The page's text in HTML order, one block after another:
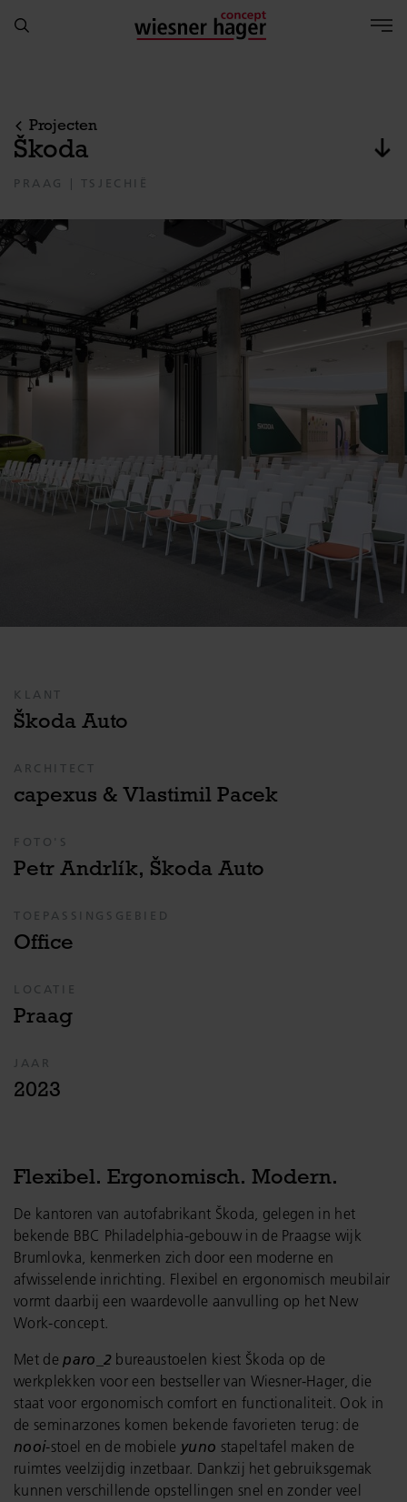
Projecten
Škoda
PRAAG | TSJECHIË
KLANT
Škoda Auto
ARCHITECT
capexus & Vlastimil Pacek
FOTO'S
Petr Andrlík, Škoda Auto
TOEPASSINGSGEBIED
Office
LOCATIE
Praag
JAAR
2023
Flexibel. Ergonomisch. Modern.
De kantoren van autofabrikant Škoda, gelegen in het
bekende BBC Philadelphia-gebouw in de Praagse wijk
Brumlovka, kenmerken zich door een moderne en
afwisselende inrichting. Flexibel en ergonomisch meubilair
vormt daarbij een waardevolle aanvulling op het New
Work-concept.
Met deparo_2 bureaustoelen kiest Škoda op de
werkplekken voor een bestseller van Wiesner-Hager, die
staat voor ergonomisch comfort en functionaliteit. Ook in
de seminarzones komen bekende favorieten terug: de
nooi-stoel en de mobiele yuno stapeltafel maken de
ruimtes veelzijdig inzetbaar. Dankzij het gebruiksgemak
kunnen verschillende opstellingen snel en zonder veel